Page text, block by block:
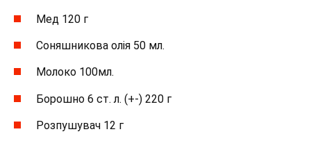
Мед 120 г
Соняшникова олія 50 мл.
Молоко 100мл.
Борошно 6 ст. л. (+-) 220 г
Розпушувач 12 г